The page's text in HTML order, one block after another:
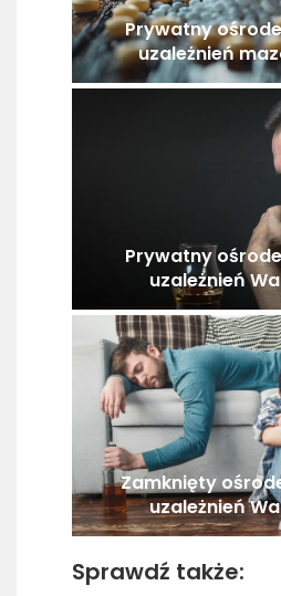
Prywatny
uzależnień
Prywatny
uzależnień
Zamknięty
uzależnień
Sprawdź także: